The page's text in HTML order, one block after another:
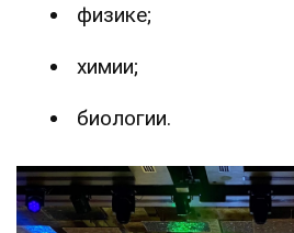
физике;
химии;
биологии.